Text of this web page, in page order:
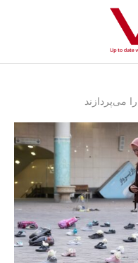
می‌پردازند